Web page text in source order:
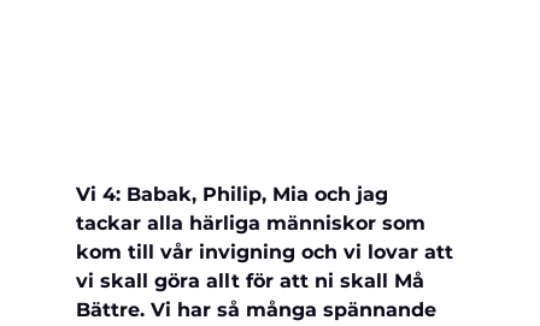
Vi 4: Babak, Philip, Mia och jag
tackar alla härliga människor som
kom till vår invigning och vi lovar att
vi skall göra allt för att ni skall Må
Bättre. Vi har så många spännande